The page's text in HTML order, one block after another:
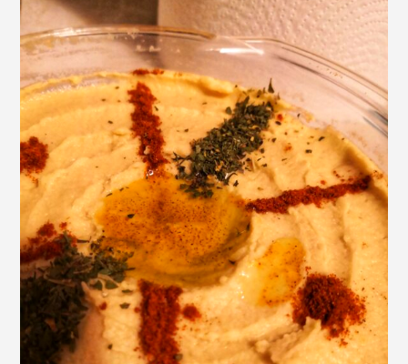
Băuturi reci
Cocktail-uri
Smoothies
Ceva Dulce
Biscuiți, Bomboane și
Fursecuri
Brioșe și Checuri
Budinci, Jeleuri și Sufleuri
Cheesecake
Cozonaci
Deserturi Sănătoase